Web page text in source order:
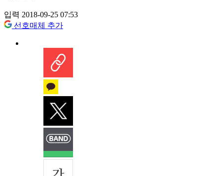
입력 2018-09-25 07:53
선호매체 추가